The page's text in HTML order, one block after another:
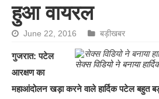
हुआ वायरल
June 22, 2016 बड़ीखबर
सेक्स विडियो ने बनाया
गुजरात: पटेल
आरक्षण का
महाआंदोलन खड़ा करने वाले हार्दिक पटेल